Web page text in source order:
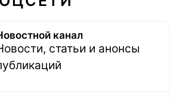
канал
статьи и анонсы